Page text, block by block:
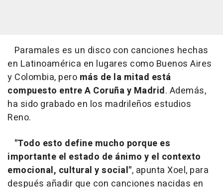
Paramales es un disco con canciones hechas
en Latinoamérica en lugares como Buenos Aires
y Colombia, pero más de la mitad está
compuesto entre A Coruña y Madrid. Además,
ha sido grabado en los madrileños estudios
Reno.
"Todo esto define mucho porque es
importante el estado de ánimo y el contexto
emocional, cultural y social", apunta Xoel, para
después añadir que con canciones nacidas en